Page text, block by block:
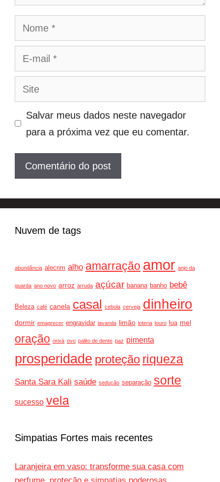
Nome
E-
mail
Site
Salvar meus dados neste navegador
para a próxima vez que eu comentar.
Nuvem de tags
abundância alecrim alho amarração amor anjo da
guarda ano novo arroz arruda açúcar banana banho bebê
Beleza café canela casal cebola cerveja dinheiro
dormir emagrecer engravidar lavanda limão loteria louro lua mel
oração orixá ovo palito de dente paz pimenta
prosperidade proteção riqueza
Santa Sara Kali saúde sedução separação sorte
sucesso vela
Simpatias Fortes mais recentes
Laranjeira em vaso: transforme sua casa com